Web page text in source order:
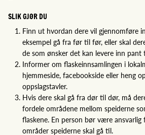
SLIK GJØR DU
Finn ut hvordan dere vil gjennomføre
eksempel gå fra før til før, eller skal
de som ønsker det kan levere inn pant
Informer om flaskeinnsamlingen i
hjemmeside, facebookside eller heng
oppslagstavler.
Hvis dere skal gå fra dør til dør, må
fordele områdene mellom speiderne
flaskene. En person bør være
områder speiderne skal gå til.